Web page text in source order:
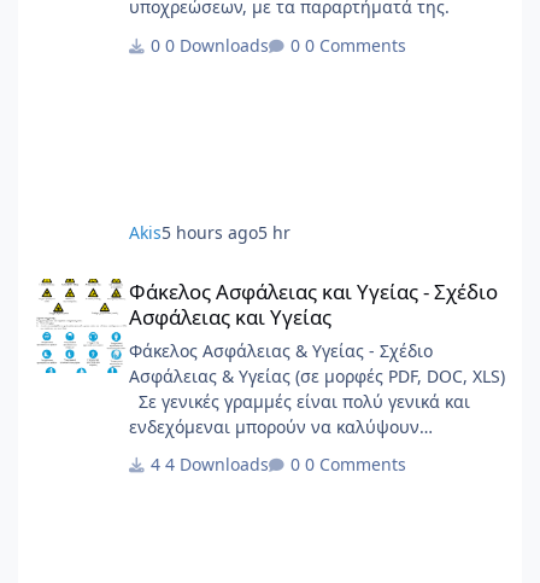
υποχρεώσεων, με τα παραρτήματά της.
0 Downloads
0 Comments
Akis5 hours ago5 hr
Φάκελος Ασφάλειας και Υγείας - Σχέδιο
Ασφάλειας και Υγείας
Φάκελος Ασφάλειας & Υγείας - Σχέδιο
Ασφάλειας & Υγείας (σε μορφές PDF, DOC, XLS)
Σε γενικές γραμμές είναι πολύ γενικά και
ενδεχόμεναι μπορούν να καλύψουν
4 Downloads 0 Comments